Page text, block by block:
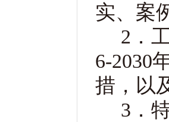
实、案
2 ．
6-2030
措，以
3 ．